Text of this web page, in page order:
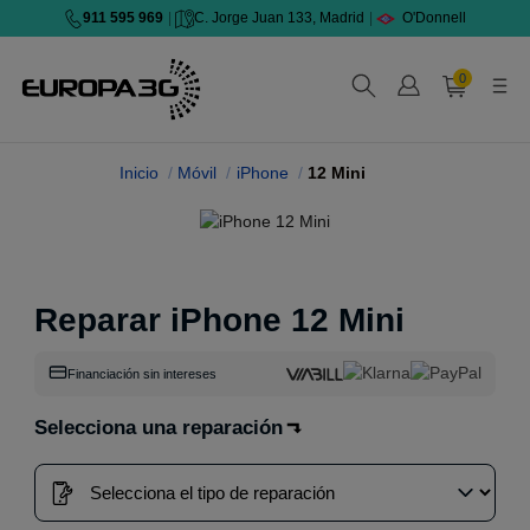
911 595 969 C. Jorge Juan 133, Madrid O'Donnell
0
Inicio Móvil iPhone 12 Mini
Reparar iPhone 12 Mini
Financiación sin intereses
Selecciona una reparación